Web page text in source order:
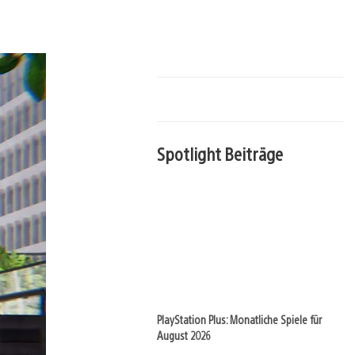
Spotlight Beiträge
PlayStation Plus: Monatliche Spiele für
August 2026